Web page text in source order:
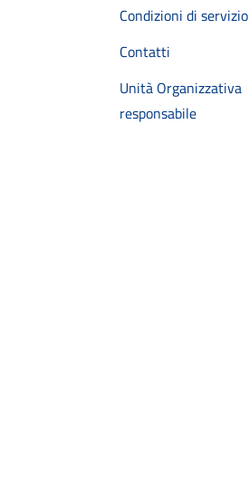
Condizioni di servizio
Contatti
Unità Organizzativa
responsabile